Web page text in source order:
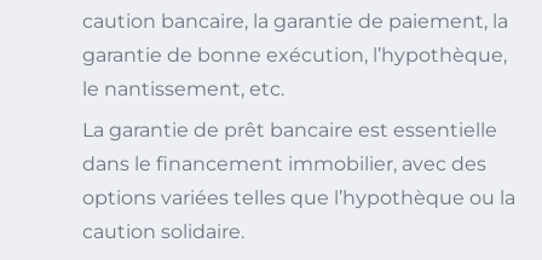
caution bancaire, la garantie de paiement, la
garantie de bonne exécution, l’hypothèque,
le nantissement, etc.
La garantie de prêt bancaire est essentielle
dans le financement immobilier, avec des
options variées telles que l’hypothèque ou la
caution solidaire.